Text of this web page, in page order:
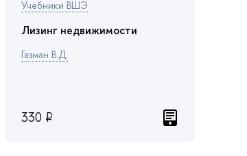
Учебники ВШЭ
Лизинг недвижимости
Газман В.Д.
330 ₽